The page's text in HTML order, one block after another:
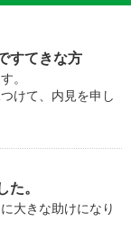
すてきな方
。
けて、内見を申し
た。
大きな助けになり